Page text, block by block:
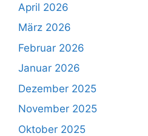
April 2026
März 2026
Februar 2026
Januar 2026
Dezember 2025
November 2025
Oktober 2025